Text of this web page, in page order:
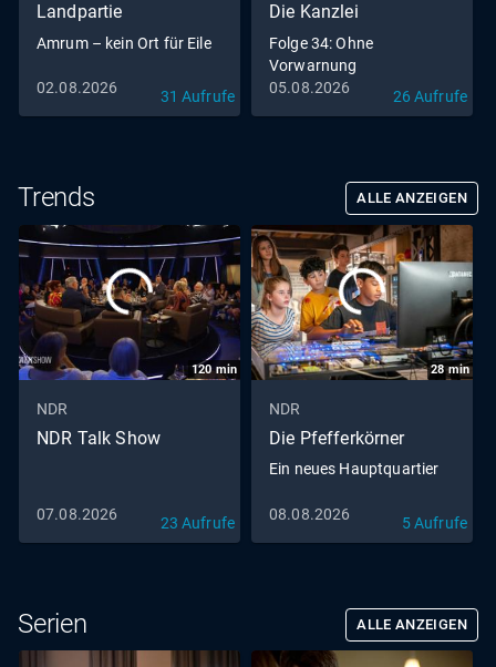
31 Aufrufe
Landpartie
Amrum – kein Ort für Eile
02.08.2026
26 Aufrufe
Die Kanzlei
Folge 34: Ohne
Vorwarnung
05.08.2026
Trends ALLE ANZEIGEN
23 Aufrufe
120min
NDR
NDR Talk Show
07.08.2026
5 Aufrufe
28min
NDR
Die Pfefferkörner
Ein neues Hauptquartier
08.08.2026
Serien ALLE ANZEIGEN